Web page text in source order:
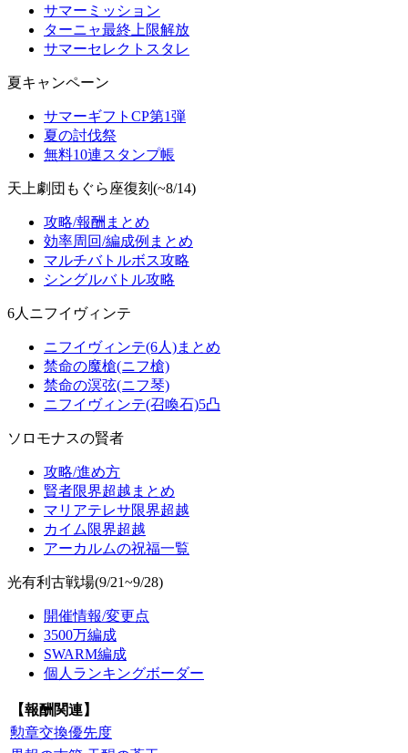
サマーミッション
ターニャ最終上限解放
サマーセレクトスタレ
夏キャンペーン
サマーギフトCP第1弾
夏の討伐祭
無料10連スタンプ帳
天上劇団もぐら座復刻(~8/14)
攻略/報酬まとめ
効率周回/編成例まとめ
マルチバトルボス攻略
シングルバトル攻略
6人ニフイヴィンテ
ニフイヴィンテ(6人)まとめ
禁命の魔槍(ニフ槍)
禁命の溟弦(ニフ琴)
ニフイヴィンテ(召喚石)5凸
ソロモナスの賢者
攻略/進め方
賢者限界超越まとめ
マリアテレサ限界超越
カイム限界超越
アーカルムの祝福一覧
光有利古戦場(9/21~9/28)
開催情報/変更点
3500万編成
SWARM編成
個人ランキングボーダー
【報酬関連】
勲章交換優先度